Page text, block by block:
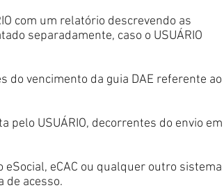
com um relatório descrevendo as
separadamente, caso o USUÁRIO
do vencimento da guia DAE referente ao
USUÁRIO, decorrentes do envio em
eCAC ou qualquer outro sistema
de acesso.